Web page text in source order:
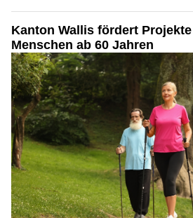
Kanton Wallis fördert
Menschen ab 60 Jahren